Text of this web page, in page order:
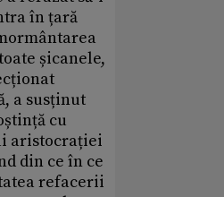
în țară
șicanele,
a susținut
cu
aristocrației
din ce în ce
refacerii